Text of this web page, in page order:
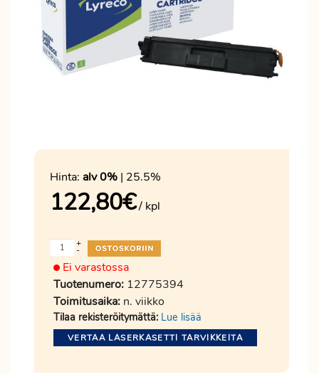
Hinta: alv 0% | 25.5%
122,80€/ kpl
-
+
Ei varastossa
Tuotenumero: 12775394
Toimitusaika: n. viikko
Tilaa rekisteröitymättä: Lue lisää
VERTAA LASERKASETTI TARVIKKEITA